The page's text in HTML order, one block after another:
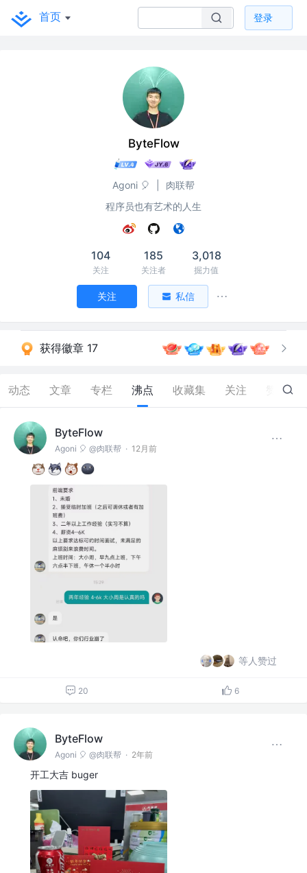
首页 登录
ByteFlow
Agoni 🎈
肉联帮
程序员也有艺术的人生
104
关注
185
关注者
3,018
掘力值
关注 私信
获得徽章 17
动态 文章 专栏 沸点 收藏集 关注 517
ByteFlow
Agoni 🎈 @肉联帮 · 12月前
等人赞过
20 6
ByteFlow
Agoni 🎈 @肉联帮 · 2年前
开工大吉 buger